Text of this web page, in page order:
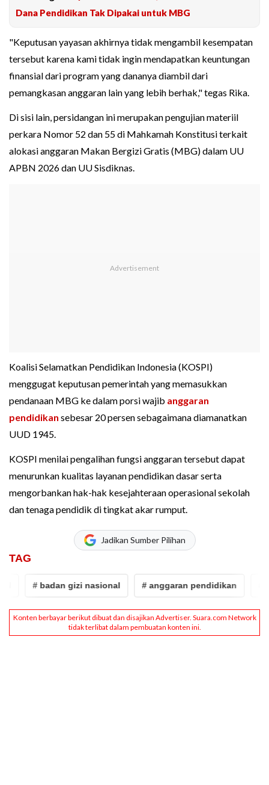
Dana Pendidikan Tak Dipakai untuk MBG
"Keputusan yayasan akhirnya tidak mengambil kesempatan
tersebut karena kami tidak ingin mendapatkan keuntungan
finansial dari program yang dananya diambil dari
pemangkasan anggaran lain yang lebih berhak," tegas Rika.
Di sisi lain, persidangan ini merupakan pengujian materiil
perkara Nomor 52 dan 55 di Mahkamah Konstitusi terkait
alokasi anggaran Makan Bergizi Gratis (MBG) dalam UU
APBN 2026 dan UU Sisdiknas.
Koalisi Selamatkan Pendidikan Indonesia (KOSPI)
menggugat keputusan pemerintah yang memasukkan
pendanaan MBG ke dalam porsi wajib anggaran
pendidikan sebesar 20 persen sebagaimana diamanatkan
UUD 1945.
KOSPI menilai pengalihan fungsi anggaran tersebut dapat
menurunkan kualitas layanan pendidikan dasar serta
mengorbankan hak-hak kesejahteraan operasional sekolah
dan tenaga pendidik di tingkat akar rumput.
Jadikan Sumber Pilihan
TAG
# badan gizi nasional # anggaran pendidikan